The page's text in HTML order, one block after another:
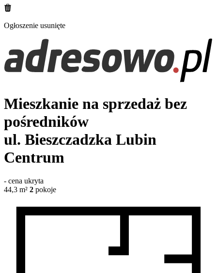
Ogłoszenie usunięte
Mieszkanie na sprzedaż bez
pośredników
ul. Bieszczadzka Lubin
Centrum
- cena ukryta
44,3 m² 2 pokoje